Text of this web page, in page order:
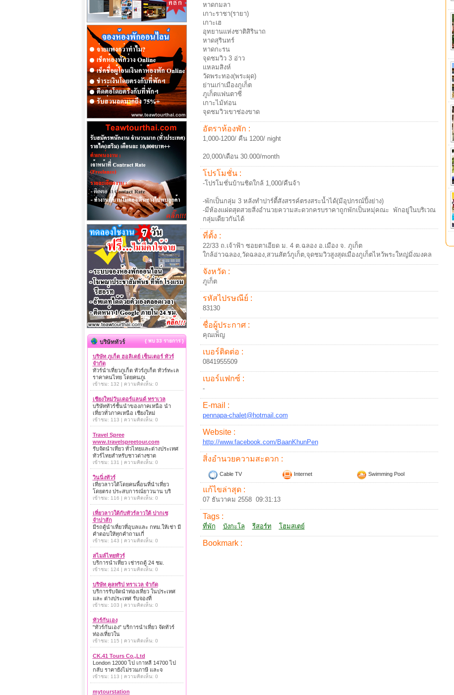
หาดกมลา
เกาะราชา(รายา)
เกาะเฮ
อุทยานแห่งชาติสิรินาถ
หาดสุรินทร์
หาดกะรน
จุดชมวิว 3 อ่าว
แหลมสิงห์
วัดพระทอง(พระผุด)
ย่านเก่าเมืองภูเก็ต
ภูเก็ตแฟนตาซี
เกาะไม้ท่อน
จุดชมวิวเขาช่องขาด
อัตราห้องพัก :
1,000-1200/ คืน 1200/ night
20,000/เดือน 30.000/month
โปรโมชั่น :
-โปรโมชั่นบ้านชิดใกล้ 1,000/คืนจ้า
-พักเป็นกลุ่ม 3 หลังทำปาร์ตี้สังสรรค์ตรงสระน้ำได้(มีอุปกรณ์ปิ้งย่าง)
-มีห้องแฝดสุดสวยสิ่งอำนวยความสะดวกครบราคาถูกพักเป็นหมุ่คณะ พักอยู่ในบริเวณ
กลุ่มเดียวกันได้
ที่ตั้ง :
22/33 ถ.เจ้าฟ้า ซอยตาเอียด ม. 4 ต.ฉลอง อ.เมือง จ. ภูเก็ต
ใกล้อ่าวฉลอง,วัดฉลอง,สวนสัตว์ภูเก็ต,จุดชมวิวสูงสุดเมืองภูเก็ตไหว้พระใหญ่มิ่งมงคล
จังหวัด :
ภูเก็ต
รหัสไปรษณีย์ :
83130
ชื่อผู้ประกาศ :
คุณเพ็ญ
เบอร์ติดต่อ :
0841955509
เบอร์แฟกซ์ :
-
E-mail :
pennapa-chalet@hotmail.com
Website :
http://www.facebook.com/BaanKhunPen
สิ่งอำนวยความสะดวก :
Cable TV Internet Swimming Pool
แก้ไขล่าสุด :
07 ธันวาคม 2558 09:31:13
Tags :
ที่พัก บังกะโล รีสอร์ท โฮมสเตย์
Bookmark :
บริษัททัวร์ { พบ 33 รายการ }
บริษัท ภูเก็ต ฮอลิเดย์ เซ็นเตอร์ ทัวร์
จำกัด
ทัวร์นำเที่ยวภูเก็ต ทัวร์ภูเก็ต ทัวร์ทะเล
ราคาคนไทย โดยคนภูเ
เข้าชม: 132 | ความคิดเห็น: 0
เชียงใหม่วันเดอร์แลนด์ ทราเวล
บริษัททัวร์ชั้นนำของภาคเหนือ นำ
เที่ยวทั่วภาคเหนือ เชียงใหม่
เข้าชม: 113 | ความคิดเห็น: 0
Travel Spree
www.travelspreetour.com
รับจัดนำเที่ยว ทั่วไทยและต่างประเทศ
ทัวร์ไทยสำหรับชาวต่างชาต
เข้าชม: 131 | ความคิดเห็น: 0
วินนิ่งทัวร์
เที่ยวลาวใต้โดยคนพื้อนที่นำเที่ยว
โดยตรง ประสบการณ์ยาวนาน บริ
เข้าชม: 116 | ความคิดเห็น: 0
เที่ยวลาวใต้กับทัวร์ลาวใต้ ปากเซ
จำปาสัก
มีรถตู้นำเที่ยวที่อุบลและ กทม.ให้เช่า มี
คำตอบให้ทุกคำถามเกี่
เข้าชม: 143 | ความคิดเห็น: 0
สไมล์ไทยทัวร์
บริการนำเที่ยว เช่ารถตู้ 24 ชม.
เข้าชม: 124 | ความคิดเห็น: 0
บริษัท คูลทริป ทราเวล จำกัด
บริการรับจัดนำท่องเที่ยว ในประเทศ
และ ต่างประเทศ รับจองที่
เข้าชม: 103 | ความคิดเห็น: 0
ทัวร์กันเอง
"ทัวร์กันเอง" บริการนำเที่ยว จัดทัวร์
ท่องเที่ยวใน
เข้าชม: 115 | ความคิดเห็น: 0
CK.41 Tours Co.,Ltd
London 12000 ไป เกาหลี 14700 ไป
กลับ ราคายังไม่รวมภาษี และจ
เข้าชม: 113 | ความคิดเห็น: 0
mytourstation